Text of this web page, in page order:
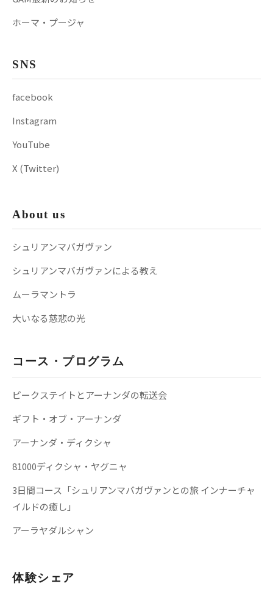
ホーマ・プージャ
SNS
facebook
Instagram
YouTube
X (Twitter)
About us
シュリアンマバガヴァン
シュリアンマバガヴァンによる教え
ムーラマントラ
大いなる慈悲の光
コース・プログラム
ピークステイトとアーナンダの転送会
ギフト・オブ・アーナンダ
アーナンダ・ディクシャ
81000ディクシャ・ヤグニャ
3日間コース「シュリアンマバガヴァンとの旅 インナーチャ
イルドの癒し」
アーラヤダルシャン
体験シェア